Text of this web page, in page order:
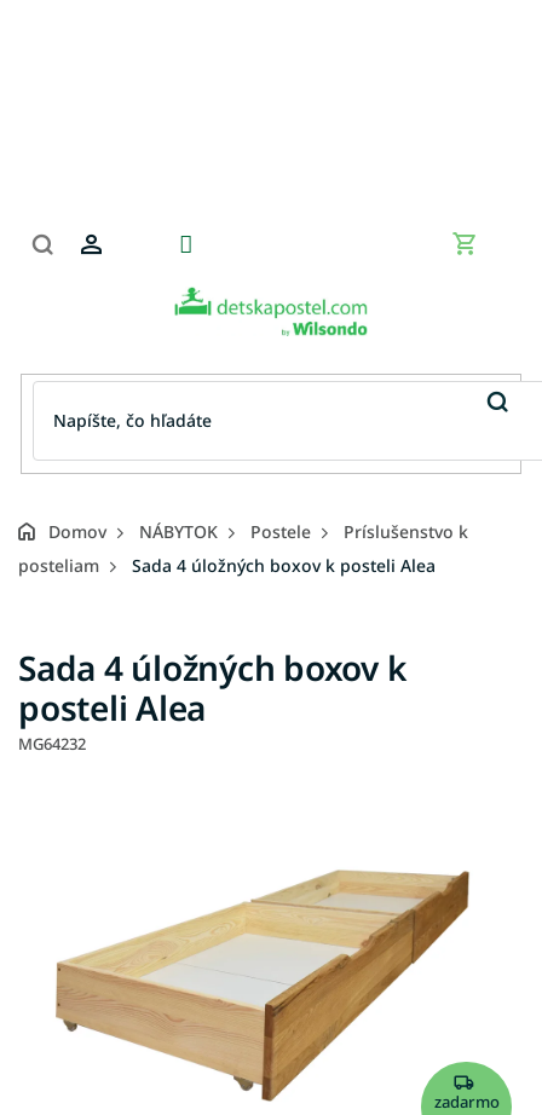
Domov NÁBYTOK Postele
Príslušenstvo k
posteliam
Sada 4 úložných boxov k posteli Alea
Sada 4 úložných boxov k
posteli Alea
MG64232
zadarmo